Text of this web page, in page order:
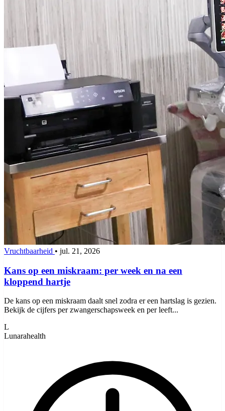
Vruchtbaarheid • jul. 21, 2026
Kans op een miskraam: per week en na een
kloppend hartje
De kans op een miskraam daalt snel zodra er een hartslag is gezien.
Bekijk de cijfers per zwangerschapsweek en per leeft...
L
Lunarahealth